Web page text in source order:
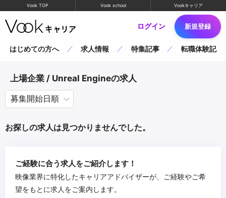
Vook TOP Vook school Vookキャリア
ログイン 新規登録
はじめての方へ 求人情報 特集記事 転職体験記
上場企業 / Unreal Engineの求人
お探しの求人は見つかりませんでした。
ご経験に合う求人をご紹介します！
映像業界に特化したキャリアアドバイザーが、ご経験やご希
望をもとに求人をご案内します。